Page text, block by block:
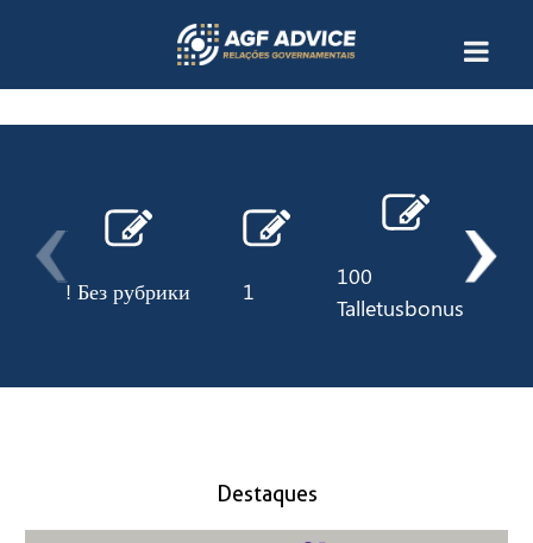
! Без рубрики 1
100
Talletusbonus
Destaques